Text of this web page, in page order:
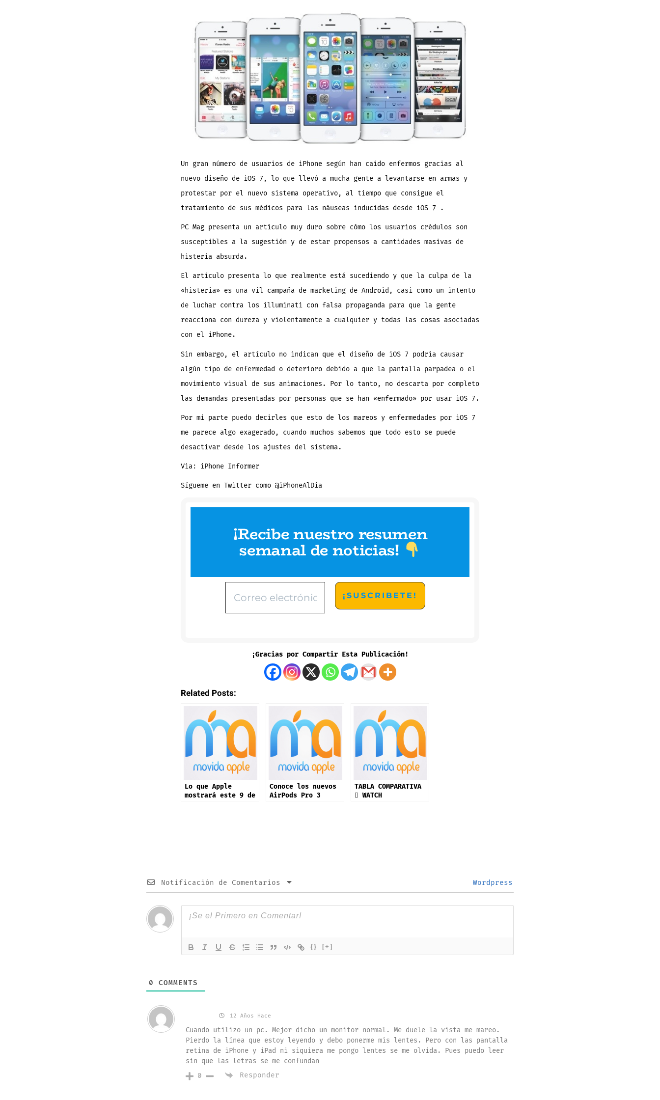
pánico
e
histeria
colectiva.
Un gran número de usuarios de iPhone según han caído enfermos gracias al
nuevo diseño de iOS 7, lo que llevó a mucha gente a levantarse en armas y
protestar por el nuevo sistema operativo, al tiempo que consigue el
tratamiento de sus médicos para las náuseas inducidas desde iOS 7 .
PC Mag presenta un artículo muy duro sobre cómo los usuarios crédulos son
susceptibles a la sugestión y de estar propensos a cantidades masivas de
histeria absurda.
El artículo presenta lo que realmente está sucediendo y que la culpa de la
«histeria» es una vil campaña de marketing de Android, casi como un intento
de luchar contra los illuminati con falsa propaganda para que la gente
reacciona con dureza y violentamente a cualquier y todas las cosas asociadas
con el iPhone.
Sin embargo, el artículo no indican que el diseño de iOS 7 podría causar
algún tipo de enfermedad o deterioro debido a que la pantalla parpadea o el
movimiento visual de sus animaciones. Por lo tanto, no descarta por completo
las demandas presentadas por personas que se han «enfermado» por usar iOS 7.
Por mi parte puedo decirles que esto de los mareos y enfermedades por iOS 7
me parece algo exagerado, cuando muchos sabemos que todo esto se puede
desactivar desde los ajustes del sistema.
Via: iPhone Informer
Sígueme en Twitter como @iPhoneAlDia
¡Recibe nuestro resumen
semanal de noticias!
¡Gracias por Compartir Esta Publicación!
Related Posts:
Lo que Apple
mostrará este 9 de
Conoce los nuevos
AirPods Pro 3
TABLA COMPARATIVA
 WATCH
Notificación de Comentarios Wordpress
{} [+]
0 COMMENTS
12 Años Hace
Cuando utilizo un pc. Mejor dicho un monitor normal. Me duele la vista me mareo.
Pierdo la línea que estoy leyendo y debo ponerme mis lentes. Pero con las pantalla
retina de iPhone y iPad ni siquiera me pongo lentes se me olvida. Pues puedo leer
sin que las letras se me confundan
0
Responder